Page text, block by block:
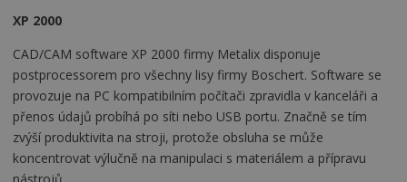
XP 2000
CAD/CAM software XP 2000 firmy Metalix disponuje
postprocessorem pro všechny lisy firmy Boschert. Software se
provozuje na PC kompatibilním počítači zpravidla v kanceláři a
přenos údajů probíhá po síti nebo USB portu. Značně se tím
zvýší produktivita na stroji, protože obsluha se může
koncentrovat výlučně na manipulaci s materiálem a přípravu